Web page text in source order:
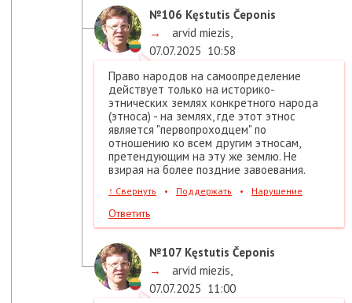
№106 Kęstutis Čeponis
→
arvid miezis,
07.07.2025 10:58
Право народов на самоопределение
действует только на историко-
этнических землях конкретного народа
(этноса) - на землях, где этот этнос
является "первопроходцем" по
отношению ко всем другим этносам,
претендующим на эту же землю. Не
взирая на более поздние завоевания.
↑ Свернуть • Поддержать • Нарушение
Ответить
№107 Kęstutis Čeponis
→
arvid miezis,
07.07.2025 11:00